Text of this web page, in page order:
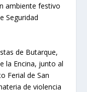
ambiente festivo
Seguridad
de Butarque,
la Encina, junto al
Ferial de San
de violencia